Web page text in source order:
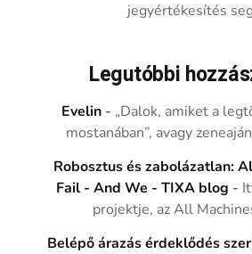
jegyértékesítés
Legutóbbi
Evelin - „Dalok, amiket a
mostanában”, avagy
Robosztus és zabolázatlan:
Fail - And We - TIXA blog -
projektje, az All
Belépő árazás érdeklődés